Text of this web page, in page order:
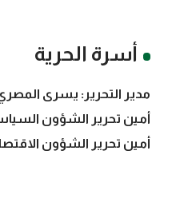
أسرة الحرية
مدير التحرير: يسرى
أمين تحرير الشؤون
أمين تحرير الشؤون